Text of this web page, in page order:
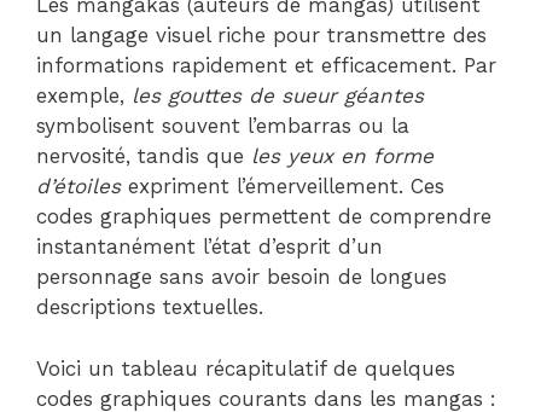
Les mangakas (auteurs de mangas) utilisent
un langage visuel riche pour transmettre des
informations rapidement et efficacement. Par
exemple, les gouttes de sueur géantes
symbolisent souvent l’embarras ou la
nervosité, tandis que les yeux en forme
d’étoilesexpriment l’émerveillement. Ces
codes graphiques permettent de comprendre
instantanément l’état d’esprit d’un
personnage sans avoir besoin de longues
descriptions textuelles.
Voici un tableau récapitulatif de quelques
codes graphiques courants dans les mangas :